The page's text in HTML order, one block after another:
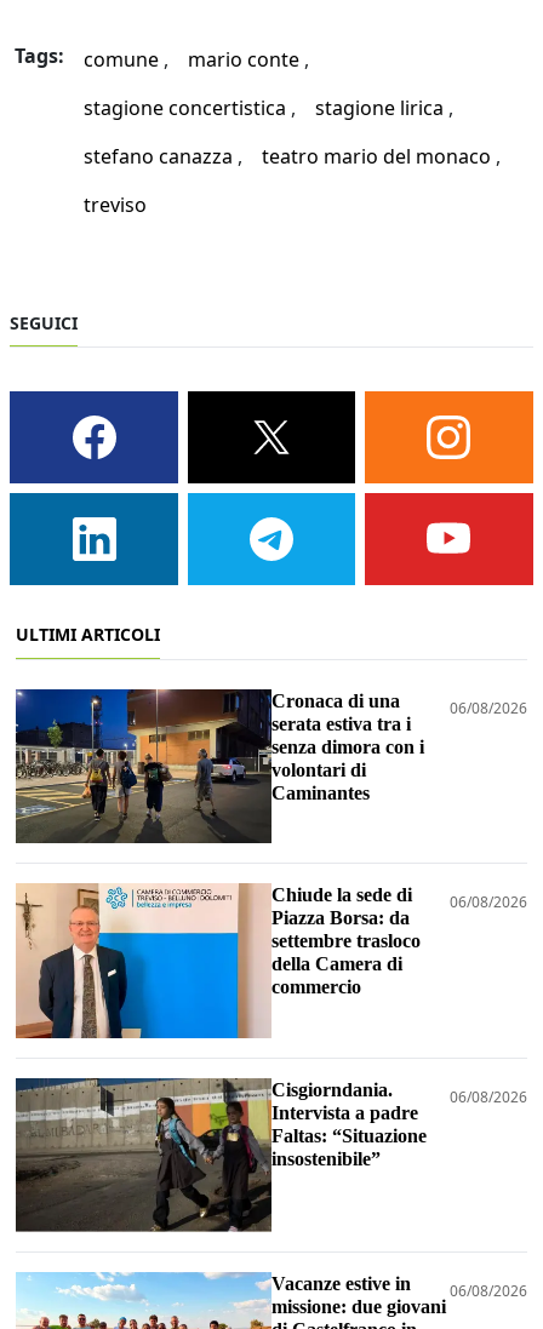
Tags: comune
mario conte
stagione concertistica
stagione lirica
stefano canazza
teatro mario del monaco
treviso
SEGUICI
ULTIMI ARTICOLI
Cronaca di una
serata estiva tra i
senza dimora con i
volontari di
Caminantes
06/08/2026
Chiude la sede di
Piazza Borsa: da
settembre trasloco
della Camera di
commercio
06/08/2026
Cisgiorndania.
Intervista a padre
Faltas: “Situazione
insostenibile”
06/08/2026
Vacanze estive in
missione: due giovani
06/08/2026